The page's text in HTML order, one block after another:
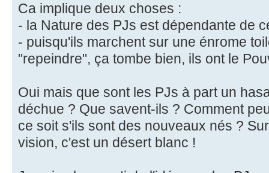
Ca implique deux choses :
- la Nature des PJs est dépendante de
- puisqu'ils marchent sur une énrome
"repeindre", ça tombe bien, ils ont le
Oui mais que sont les PJs à part un
déchue ? Que savent-ils ? Comment
ce soit s'ils sont des nouveaux nés ?
vision, c'est un désert blanc !